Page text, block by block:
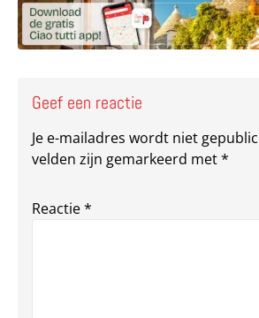
Geef een reactie
Je e-mailadres wordt niet
velden zijn gemarkeerd met*
Reactie*